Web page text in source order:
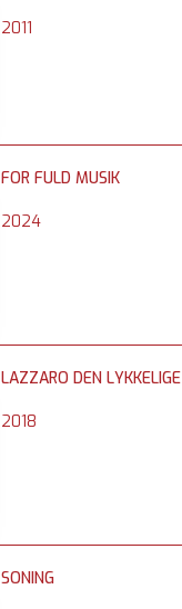
2011
FOR FULD MUSIK
2024
LAZZARO DEN LYKKELIGE
2018
SONING